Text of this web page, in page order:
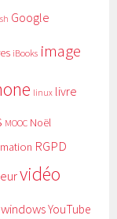
Google
iBooks image
linux livre
MOOC Noël
RGPD
vidéo
windowsYouTube